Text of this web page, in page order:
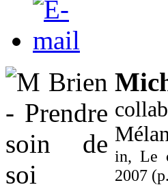
in, Le
2007